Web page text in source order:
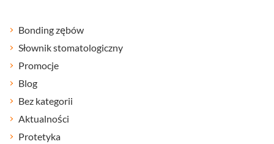
Bonding zębów
Słownik stomatologiczny
Promocje
Blog
Bez kategorii
Aktualności
Protetyka